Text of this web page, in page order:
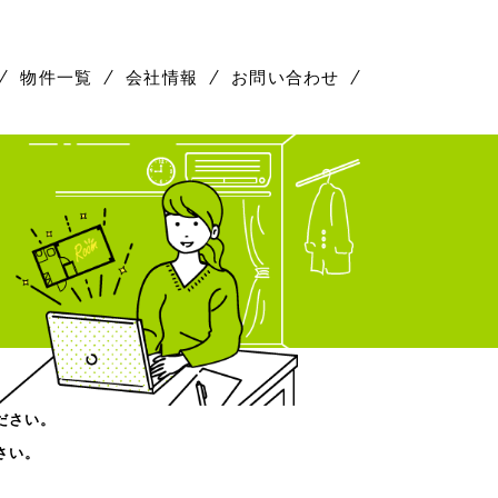
物件一覧 会社情報 お問い合わせ
い。
。